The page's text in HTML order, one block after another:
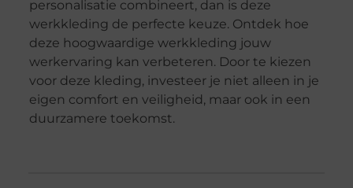
personalisatie combineert, dan is deze
werkkleding de perfecte keuze. Ontdek hoe
deze hoogwaardige werkkleding jouw
werkervaring kan verbeteren. Door te kiezen
voor deze kleding, investeer je niet alleen in je
eigen comfort en veiligheid, maar ook in een
duurzamere toekomst.